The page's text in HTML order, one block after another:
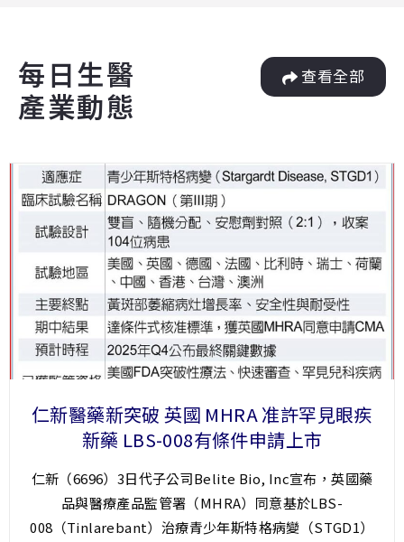
每日生醫
產業動態
查看全部
仁新醫藥新突破 英國 MHRA 准許罕見眼疾
新藥 LBS-008有條件申請上市
仁新（6696）3日代子公司Belite Bio, Inc宣布，英國藥
品與醫療產品監管署（MHRA）同意基於LBS-
008（Tinlarebant）治療青少年斯特格病變（STGD1）